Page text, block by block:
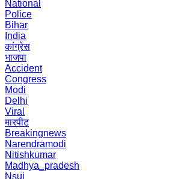
National
Police
Bihar
India
कांग्रेस
भाजपा
Accident
Congress
Modi
Delhi
Viral
मारपीट
Breakingnews
Narendramodi
Nitishkumar
Madhya_pradesh
Nsui